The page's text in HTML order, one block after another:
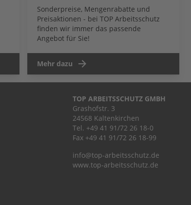
Sonderpreise, Mengenrabatte und
Preisaktionen - bei TOP Arbeitsschutz
finden wir immer das passende
Angebot für Sie!
Mehr dazu
TOP ARBEITSSCHUTZ GMBH
Grashofstr. 3
24568 Kaltenkirchen
Tel. +49 41 91/72 26 18-0
Fax +49 41 91/72 26 18-99
info@top-arbeitsschutz.de
www.top-arbeitsschutz.de